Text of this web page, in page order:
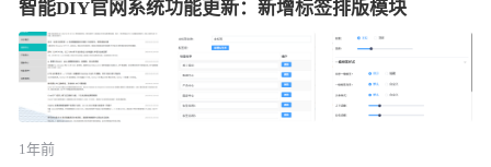
智能DIY官网系统功能更新：新增标签排版模块
1年前